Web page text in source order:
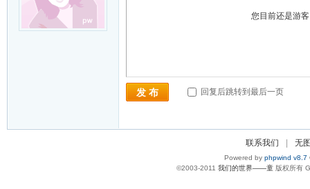
您目前还是游
发 布 回复后跳转到最后一页
联系我们 无
Powered by phpwind v8.7
©2003-2011 我们的世界——童版权所有